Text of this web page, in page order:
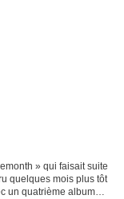
» qui faisait suite
quelques mois plus tôt
un quatrième album